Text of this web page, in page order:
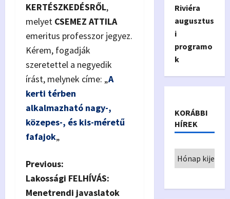
KERTÉSZKEDÉSRŐL,
melyet CSEMEZ ATTILA
emeritus professzor jegyez.
Kérem, fogadják
szeretettel a negyedik
írást, melynek címe: „A
kerti térben
alkalmazható nagy-,
közepes-, és kis-méretű
fafajok„
P
o
Previous:
Lakossági FELHÍVÁS:
Menetrendi javaslatok
Riviéra
augusztus
i
programo
k
KORÁBBI
HÍREK